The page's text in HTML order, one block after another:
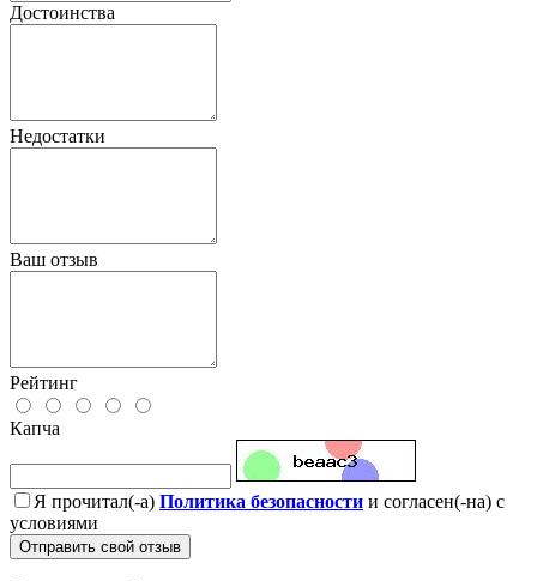
Достоинства
Недостатки
Ваш отзыв
Рейтинг
Капча
Я прочитал(-а) Политика безопасности и согласен(-на) с
условиями
Отправить свой отзыв